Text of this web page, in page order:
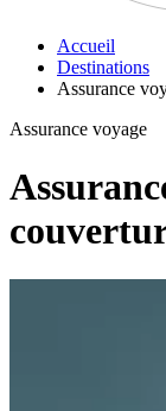
Accueil
Destinations
Assurance
Assurance voyage